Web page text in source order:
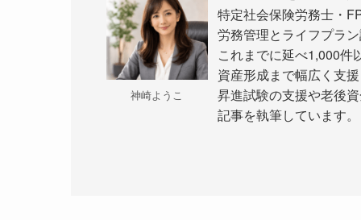
神崎ようこ
特定社会保険労務士・
労務管理とライフプラ
これまでに延べ1,000件
資産形成まで幅広く支
昇進試験の支援や老後
記事を執筆しています。